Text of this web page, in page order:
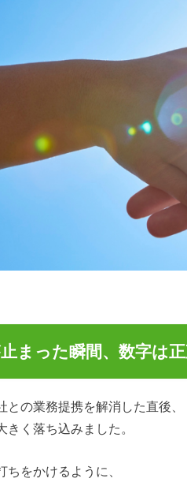
まった瞬間、数字は
との業務提携を解消した直後、
きく落ち込みました。
ちをかけるように、